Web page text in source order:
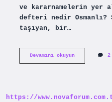
ve kararnamelerin yer
defteri nedir Osmanlı?
taşıyan, bir…
Devamını okuyunMühimme
2
https://